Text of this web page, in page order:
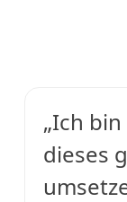
„Ich
dieses